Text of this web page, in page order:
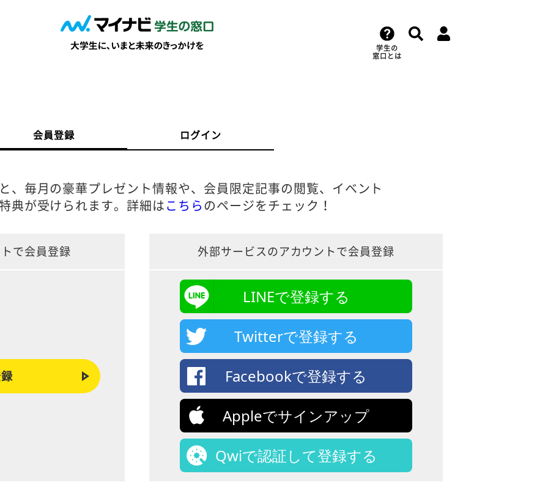
学生の
窓口とは
会員登録 ログイン
、毎月の豪華プレゼント情報や、会員限定記事の閲覧、イベント
典が受けられます。詳細は こちら のページをチェック！
で会員登録 外部サービスのアカウントで会員登録
LINEで登録する
Twitterで登録する
Facebookで登録する
Appleでサインアップ
Qwiで認証して登録する